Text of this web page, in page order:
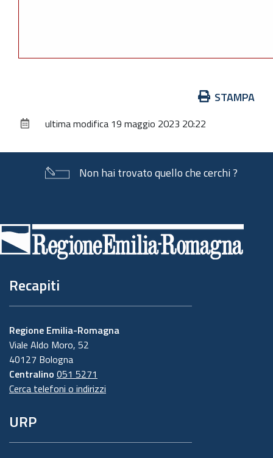
documento
STAMPA
ultima modifica 19 maggio 2023 20:22
Non hai trovato quello che cerchi ?
di
pagina
Recapiti
Regione Emilia-Romagna
Viale Aldo Moro, 52
40127 Bologna
Centralino 051 5271
Cerca telefoni o indirizzi
URP